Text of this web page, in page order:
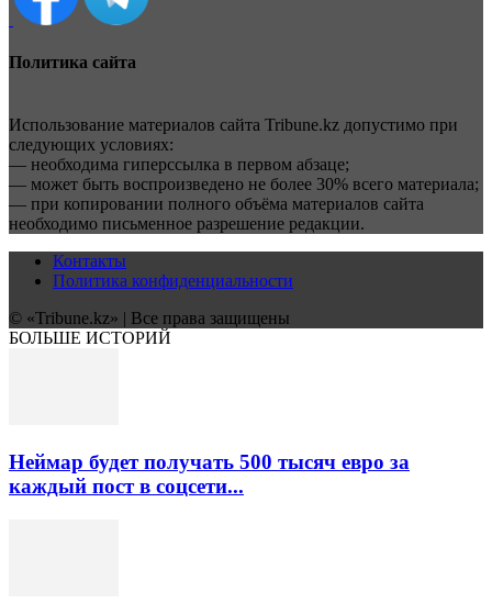
Политика сайта
Использование материалов сайта Tribune.kz допустимо при
следующих условиях:
— необходима гиперссылка в первом абзаце;
— может быть воспроизведено не более 30% всего материала;
— при копировании полного объёма материалов сайта
необходимо письменное разрешение редакции.
Контакты
Политика конфиденциальности
© «Tribune.kz» | Все права защищены
БОЛЬШЕ ИСТОРИЙ
Неймар будет получать 500 тысяч евро за
каждый пост в соцсети...